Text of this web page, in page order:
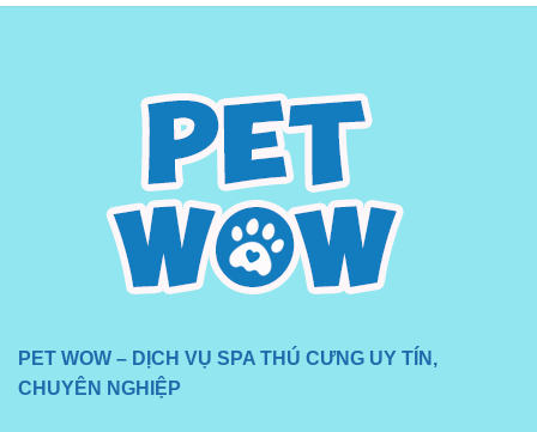
PET WOW – DỊCH VỤ SPA THÚ CƯNG UY TÍN,
CHUYÊN NGHIỆP